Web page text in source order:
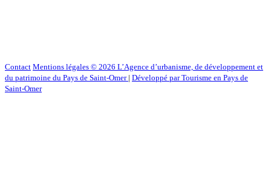
Contact Mentions légales © 2026 L’Agence d’urbanisme, de développement et
du patrimoine du Pays de Saint-Omer | Développé par Tourisme en Pays de
Saint-Omer